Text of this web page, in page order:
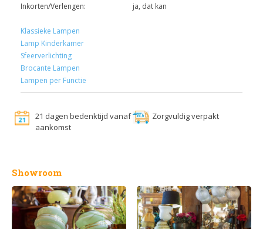
Inkorten/Verlengen:
ja, dat kan
Klassieke Lampen
Lamp Kinderkamer
Sfeerverlichting
Brocante Lampen
Lampen per Functie
21 dagen bedenktijd vanaf
aankomst
Zorgvuldig verpakt
Showroom